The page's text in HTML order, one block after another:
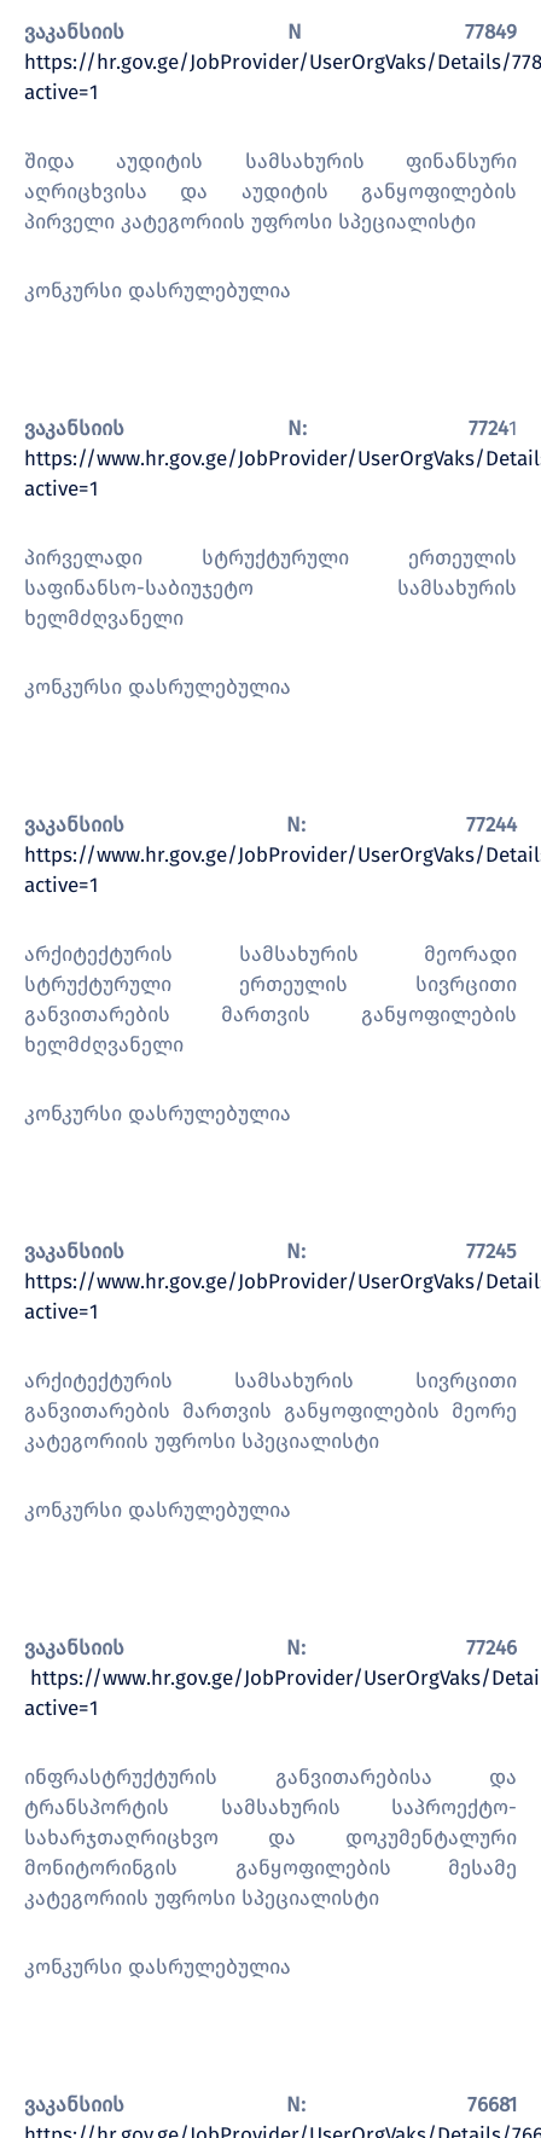
ვაკანსიის N 77849
https://hr.gov.ge/JobProvider/UserOrgVaks/Details/
active=1
შიდა აუდიტის სამსახურის ფინანსური
აღრიცხვისა და აუდიტის განყოფილების
პირველი კატეგორიის უფროსი სპეციალისტი
კონკურსი დასრულებულია
ვაკანსიის N: 77241
https://www.hr.gov.ge/JobProvider/UserOrgVaks/
active=1
პირველადი სტრუქტურული ერთეულის
საფინანსო-საბიუჯეტო სამსახურის
ხელმძღვანელი
კონკურსი დასრულებულია
ვაკანსიის N: 77244
https://www.hr.gov.ge/JobProvider/UserOrgVaks/
active=1
არქიტექტურის სამსახურის მეორადი
სტრუქტურული ერთეულის სივრცითი
განვითარების მართვის განყოფილების
ხელმძღვანელი
კონკურსი დასრულებულია
ვაკანსიის N: 77245
https://www.hr.gov.ge/JobProvider/UserOrgVaks/
active=1
არქიტექტურის სამსახურის სივრცითი
განვითარების მართვის განყოფილების მეორე
კატეგორიის უფროსი სპეციალისტი
კონკურსი დასრულებულია
ვაკანსიის N: 77246
https://www.hr.gov.ge/JobProvider/UserOrgVaks/
active=1
ინფრასტრუქტურის განვითარებისა და
ტრანსპორტის სამსახურის საპროექტო-
სახარჯთაღრიცხვო და დოკუმენტალური
მონიტორინგის განყოფილების მესამე
კატეგორიის უფროსი სპეციალისტი
კონკურსი დასრულებულია
ვაკანსიის N: 76681